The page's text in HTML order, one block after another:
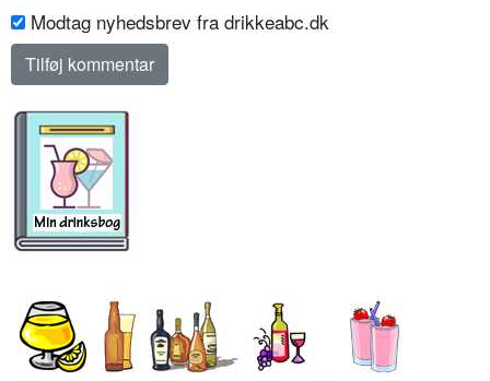
Modtag nyhedsbrev fra drikkeabc.dk